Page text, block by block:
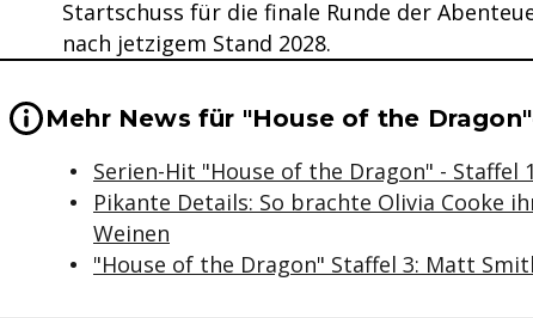
Startschuss für die finale Runde der
nach jetzigem Stand 2028.
Wichtige Hinweise & Informationen
Mehr News für "House of the
Serien-Hit "House of the Dragon" - Staffel
Pikante Details: So brachte Olivia Cooke
Weinen
"House of the Dragon" Staffel 3: Matt